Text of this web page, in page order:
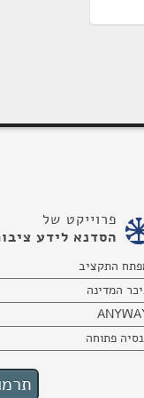
פרוייקט של
הסדנא לידע
התקציב
המדינה
פתוחה